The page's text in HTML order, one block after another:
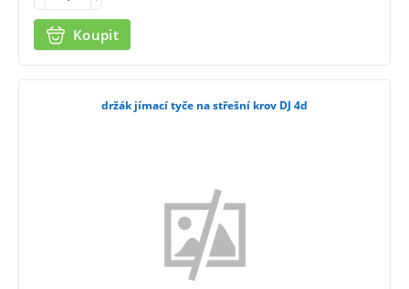
Koupit
držák jímací tyče na střešní krov DJ 4d